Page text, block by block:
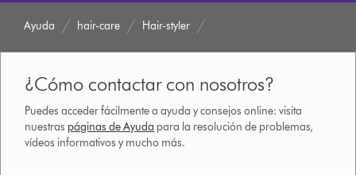
Ayuda hair-care Hair-styler
¿Cómo contactar con nosotros?
Puedes acceder fácilmente a ayuda y consejos online: visita
nuestras páginas de Ayuda para la resolución de problemas,
vídeos informativos y mucho más.